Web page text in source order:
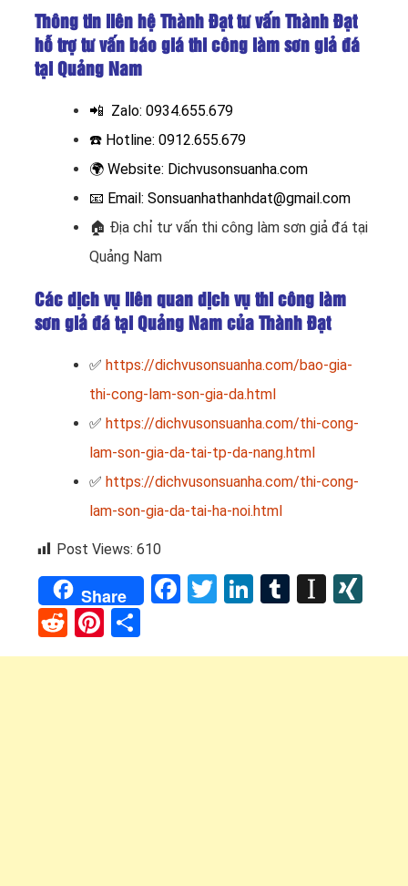
Thông tin liên hệ Thành Đạt tư vấn Thành Đạt
hỗ trợ tư vấn báo giá thi công làm sơn giả đá
tại Quảng Nam
📲 Zalo: 0934.655.679
☎️ Hotline: 0912.655.679
🌍 Website: Dichvusonsuanha.com
📧 Email: Sonsuanhathanhdat@gmail.com
🏠 Địa chỉ tư vấn thi công làm sơn giả đá tại
Quảng Nam
Các dịch vụ liên quan dịch vụ thi công làm
sơn giả đá tại Quảng Nam của Thành Đạt
✅ https://dichvusonsuanha.com/bao-gia-
thi-cong-lam-son-gia-da.html
✅ https://dichvusonsuanha.com/thi-cong-
lam-son-gia-da-tai-tp-da-nang.html
✅ https://dichvusonsuanha.com/thi-cong-
lam-son-gia-da-tai-ha-noi.html
Post Views: 610
Share Facebook
TwitterLinkedIn
Tumblr
RedditPinterest